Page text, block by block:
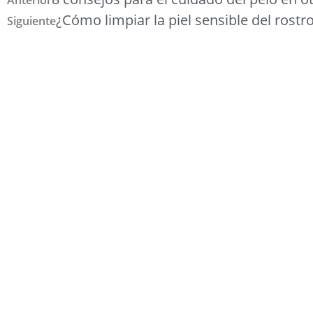
Siguiente¿Cómo limpiar la piel sensible del